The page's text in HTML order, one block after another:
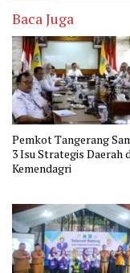
Baca Juga
Pemkot Tangerang
3 Isu Strategis Daerah
Kemendagri